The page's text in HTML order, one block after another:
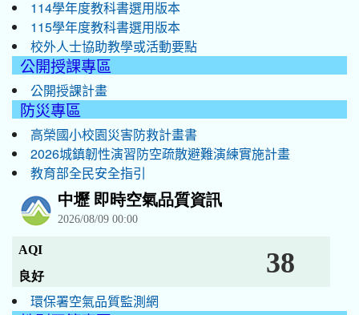
114學年度教科書選用版本
115學年度教科書選用版本
校外人士協助教學或活動要點
公開授課專區
公開授課計畫
防災專區
高榮國小校園災害防救計畫書
2026城鎮韌性演習防空疏散避難演練實施計畫
教育部全民安全指引
環保署空氣品質監測網